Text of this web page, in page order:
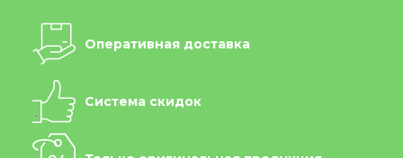
Оперативная доставка
Система скидок